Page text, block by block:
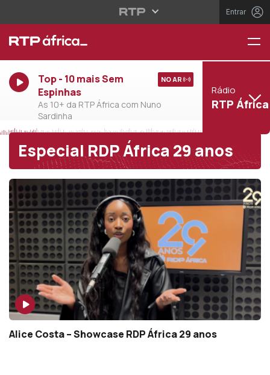
Entrar
Top - 10 mais Sem
Espinhas
As 10+ da RTP África com Nuno
Sardinha
NO AR
Rádio
RTP África
Especial RDP África 29 anos
Alice Costa – Showcase RDP África 29 anos